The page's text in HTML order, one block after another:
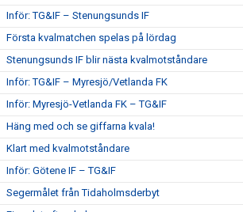
Inför: TG&IF – Stenungsunds IF
Första kvalmatchen spelas på lördag
Stenungsunds IF blir nästa kvalmotståndare
Inför: TG&IF – Myresjö/Vetlanda FK
Inför: Myresjö-Vetlanda FK – TG&IF
Häng med och se giffarna kvala!
Klart med kvalmotståndare
Inför: Götene IF – TG&IF
Segermålet från Tidaholmsderbyt